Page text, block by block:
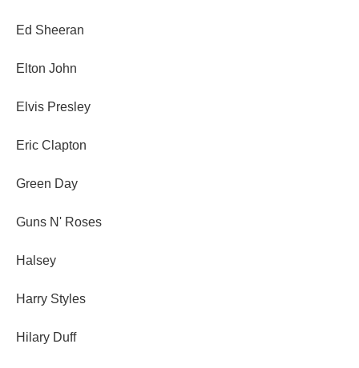
Ed Sheeran
Elton John
Elvis Presley
Eric Clapton
Green Day
Guns N' Roses
Halsey
Harry Styles
Hilary Duff